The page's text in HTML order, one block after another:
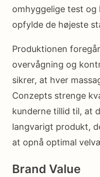
omhyggelige test
opfylde de højeste
Produktionen
overvågning og
sikrer, at hver
Conzepts strenge
kunderne tillid til, at
langvarigt produkt,
at opnå optimal
Brand Value